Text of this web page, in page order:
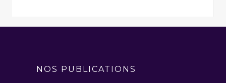
NOS PUBLICATIONS